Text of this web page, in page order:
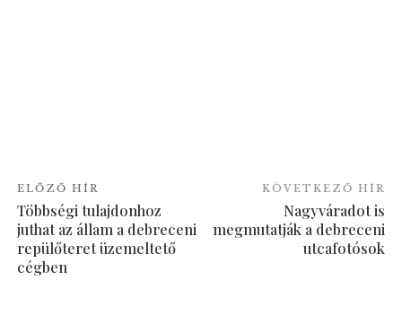
ELŐZŐ HÍR
Többségi tulajdonhoz
juthat az állam a debreceni
repülőteret üzemeltető
cégben
KÖVETKEZŐ HÍR
Nagyváradot is
megmutatják a debreceni
utcafotósok